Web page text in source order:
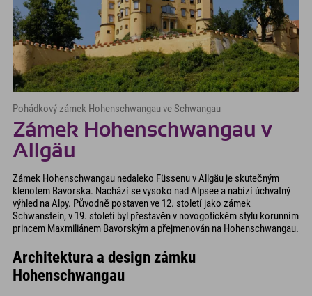
Pohádkový zámek Hohenschwangau ve Schwangau
Zámek Hohenschwangau v
Allgäu
Zámek Hohenschwangau nedaleko Füssenu v Allgäu je skutečným
klenotem Bavorska. Nachází se vysoko nad Alpsee a nabízí úchvatný
výhled na Alpy. Původně postaven ve 12. století jako zámek
Schwanstein, v 19. století byl přestavěn v novogotickém stylu korunním
princem Maxmiliánem Bavorským a přejmenován na Hohenschwangau.
Architektura a design zámku
Hohenschwangau